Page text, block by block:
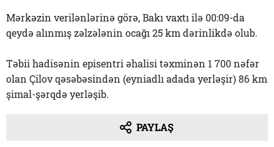
Mərkəzin verilənlərinə görə, Bakı vaxtı ilə 00:09-da
qeydə alınmış zəlzələnin ocağı 25 km dərinlikdə olub.
Təbii hadisənin episentri əhalisi təxminən 1 700 nəfər
olan Çilov qəsəbəsindən (eyniadlı adada yerləşir) 86 km
şimal-şərqdə yerləşib.
PAYLAŞ